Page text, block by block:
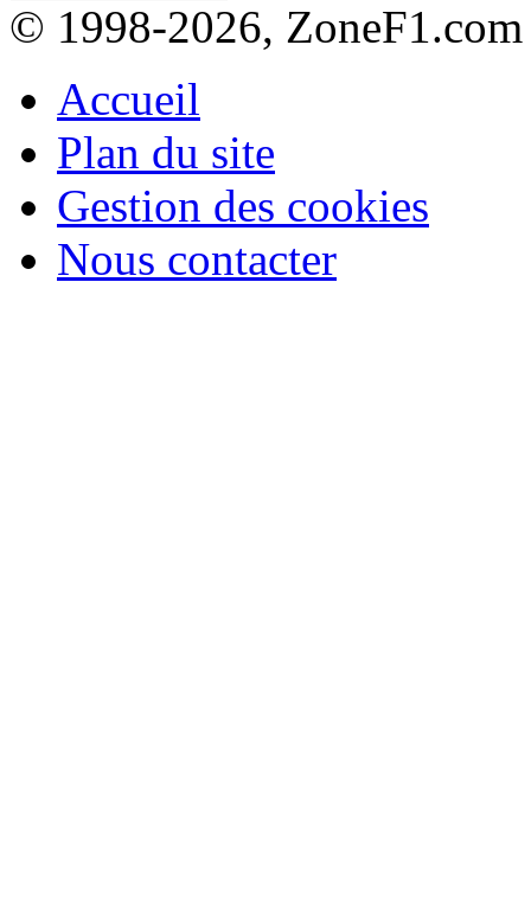
© 1998-2026, ZoneF1.com
Accueil
Plan du site
Gestion des cookies
Nous contacter